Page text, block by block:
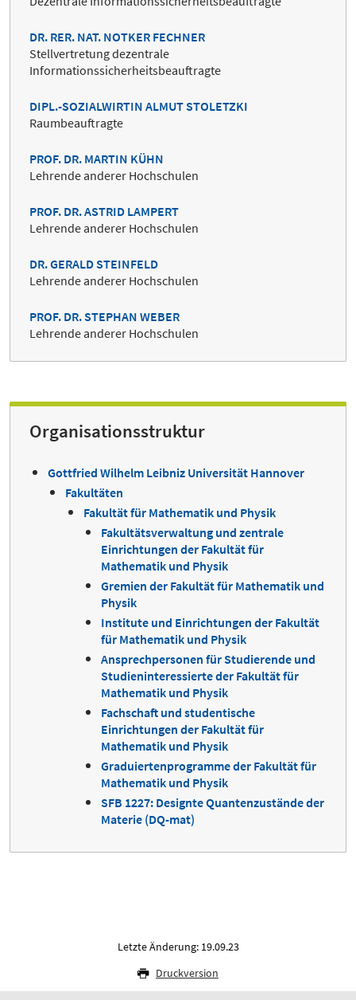
DR. RER. NAT. NOTKER FECHNER
Stellvertretung dezentrale
Informationssicherheitsbeauftragte
DIPL.-SOZIALWIRTIN ALMUT STOLETZKI
Raumbeauftragte
PROF. DR. MARTIN KÜHN
Lehrende anderer Hochschulen
PROF. DR. ASTRID LAMPERT
Lehrende anderer Hochschulen
DR. GERALD STEINFELD
Lehrende anderer Hochschulen
PROF. DR. STEPHAN WEBER
Lehrende anderer Hochschulen
Organisationsstruktur
Gottfried Wilhelm Leibniz Universität Hannover
Fakultäten
Fakultät für Mathematik und Physik
Fakultätsverwaltung und zentrale
Einrichtungen der Fakultät für
Mathematik und Physik
Gremien der Fakultät für Mathematik und
Physik
Institute und Einrichtungen der Fakultät
für Mathematik und Physik
Ansprechpersonen für Studierende und
Studieninteressierte der Fakultät für
Mathematik und Physik
Fachschaft und studentische
Einrichtungen der Fakultät für
Mathematik und Physik
Graduiertenprogramme der Fakultät für
Mathematik und Physik
SFB 1227: Designte Quantenzustände der
Materie (DQ-mat)
Letzte Änderung: 19.09.23
Druckversion